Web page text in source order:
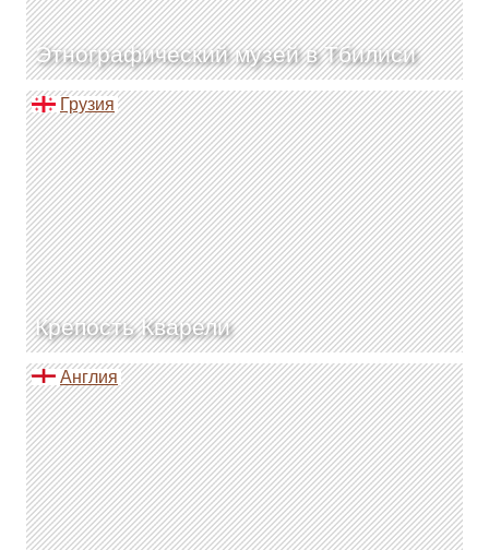
Этнографический музей в Тбилиси
Крепость Кварели
Грузия
Англия